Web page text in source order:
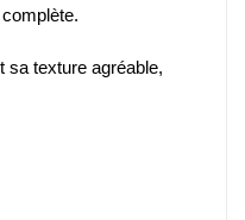
sa texture agréable,